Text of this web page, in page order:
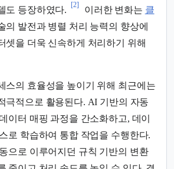
도 등장하였다.
[2]
이러한 변화는 클
의 발전과 병렬 처리 능력의 향상에
셋을 더욱 신속하게 처리하기 위해
스의 효율성을 높이기 위해 최근에는
극적으로 활용된다. AI 기반의 자동
이터 매핑 과정을 간소화하고, 데이
로 학습하여 통합 작업을 수행한다.
으로 이루어지던 규칙 기반의 변환